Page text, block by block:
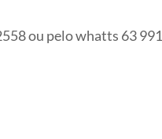
ou pelo whatts 63